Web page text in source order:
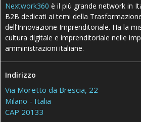
Nextwork360 è il più grande network in
B2B dedicati ai temi della
dell’Innovazione Imprenditoriale. Ha la
cultura digitale e imprenditoriale nelle
amministrazioni italiane.
Indirizzo
Via Moretto da Brescia, 22
Milano - Italia
CAP 20133